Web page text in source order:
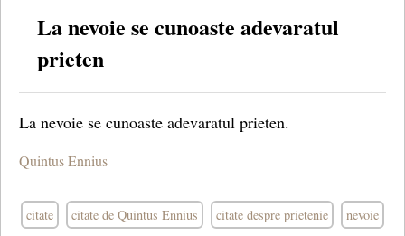
La nevoie se cunoaste adevaratul
prieten
La nevoie se cunoaste adevaratul prieten.
Quintus Ennius
citate citate de Quintus Ennius citate despre prietenie nevoie